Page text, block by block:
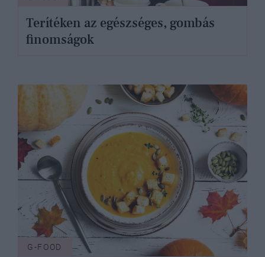
Terítéken az egészséges, gombás
finomságok
G-FOOD